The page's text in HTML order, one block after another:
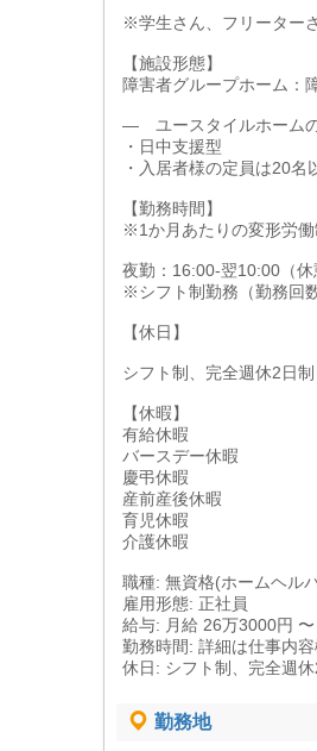
※学生さん、フリーター
【施設形態】
障害者グループホーム：
― ユースタイルホー
・日中支援型
・入居者様の定員は20名
【勤務時間】
※1か月あたりの変形労働
夜勤：16:00-翌10:00（休
※シフト制勤務（勤務回
【休日】
シフト制、完全週休2日制
【休暇】
有給休暇
バースデー休暇
慶弔休暇
産前産後休暇
育児休暇
介護休暇
職種: 無資格(ホームヘル
雇用形態: 正社員
給与: 月給 26万3000円
勤務時間: 詳細は仕事内
休日: シフト制、完全週休
勤務地